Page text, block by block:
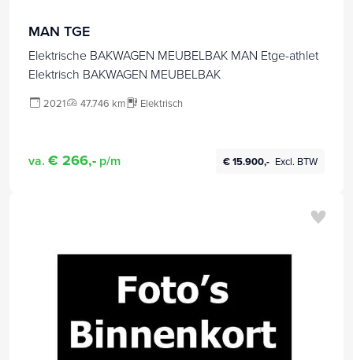
MAN TGE
Elektrische BAKWAGEN MEUBELBAK MAN Etge-athlet
Elektrisch BAKWAGEN MEUBELBAK
2021 47.746 km Elektrisch
va. € 266,- p/m € 15.900,- Excl. BTW